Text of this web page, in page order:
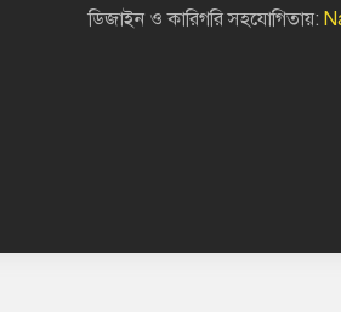
ডিজাইন ও কারিগরি সহযোগিতায়: